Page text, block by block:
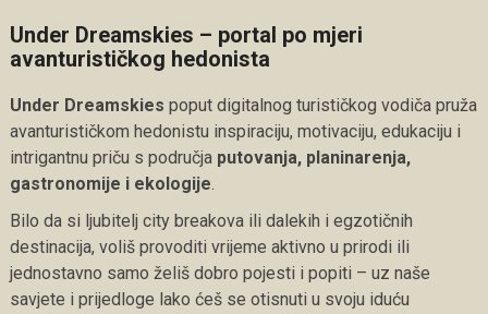
Under Dreamskies – portal po mjeri
avanturističkog hedonista
Under Dreamskies poput digitalnog turističkog vodiča pruža
avanturističkom hedonistu inspiraciju, motivaciju, edukaciju i
intrigantnu priču s područja putovanja, planinarenja,
gastronomije i ekologije.
Bilo da si ljubitelj city breakova ili dalekih i egzotičnih
destinacija, voliš provoditi vrijeme aktivno u prirodi ili
jednostavno samo želiš dobro pojesti i popiti – uz naše
savjete i prijedloge lako ćeš se otisnuti u svoju iduću